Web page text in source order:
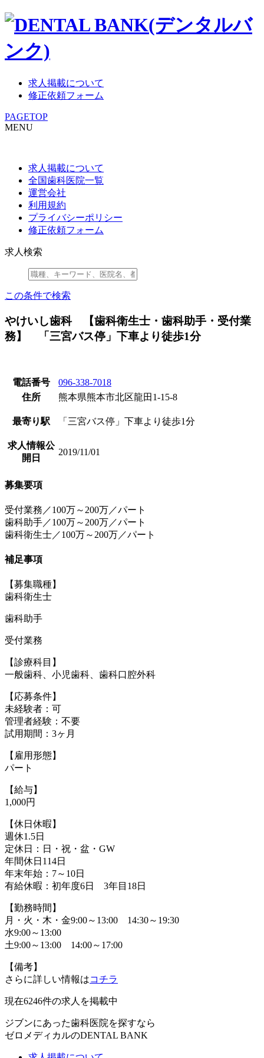
求人掲載について
修正依頼フォーム
PAGETOP
MENU
求人掲載について
全国歯科医院一覧
運営会社
利用規約
プライバシーポリシー
修正依頼フォーム
求人検索
この条件で検索
やけいし歯科 【歯科衛生士・歯科助手・受付業
務】 「三宮バス停」下車より徒歩1分
電話番号
096-338-7018
住所
熊本県熊本市北区龍田1-15-8
最寄り駅 「三宮バス停」下車より徒歩1分
求人情報公
開日
2019/11/01
募集要項
受付業務／100万～200万／パート
歯科助手／100万～200万／パート
歯科衛生士／100万～200万／パート
補足事項
【募集職種】
歯科衛生士
歯科助手
受付業務
【診療科目】
一般歯科、小児歯科、歯科口腔外科
【応募条件】
未経験者：可
管理者経験：不要
試用期間：3ヶ月
【雇用形態】
パート
【給与】
1,000円
【休日休暇】
週休1.5日
定休日：日・祝・盆・GW
年間休日114日
年末年始：7～10日
有給休暇：初年度6日 3年目18日
【勤務時間】
月・火・木・金9:00～13:00 14:30～19:30
水9:00～13:00
土9:00～13:00 14:00～17:00
【備考】
さらに詳しい情報はコチラ
現在6246件の求人を掲載中
ジブンにあった歯科医院を探すなら
ゼロメディカルのDENTAL BANK